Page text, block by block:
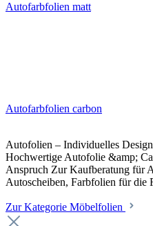
Autofarbfolien matt
Autofarbfolien carbon
Autofolien – Individuelles
Hochwertige Autofolie &amp;
Anspruch Zur Kaufberatung für
Autoscheiben, Farbfolien für die
Zur Kategorie Möbelfolien